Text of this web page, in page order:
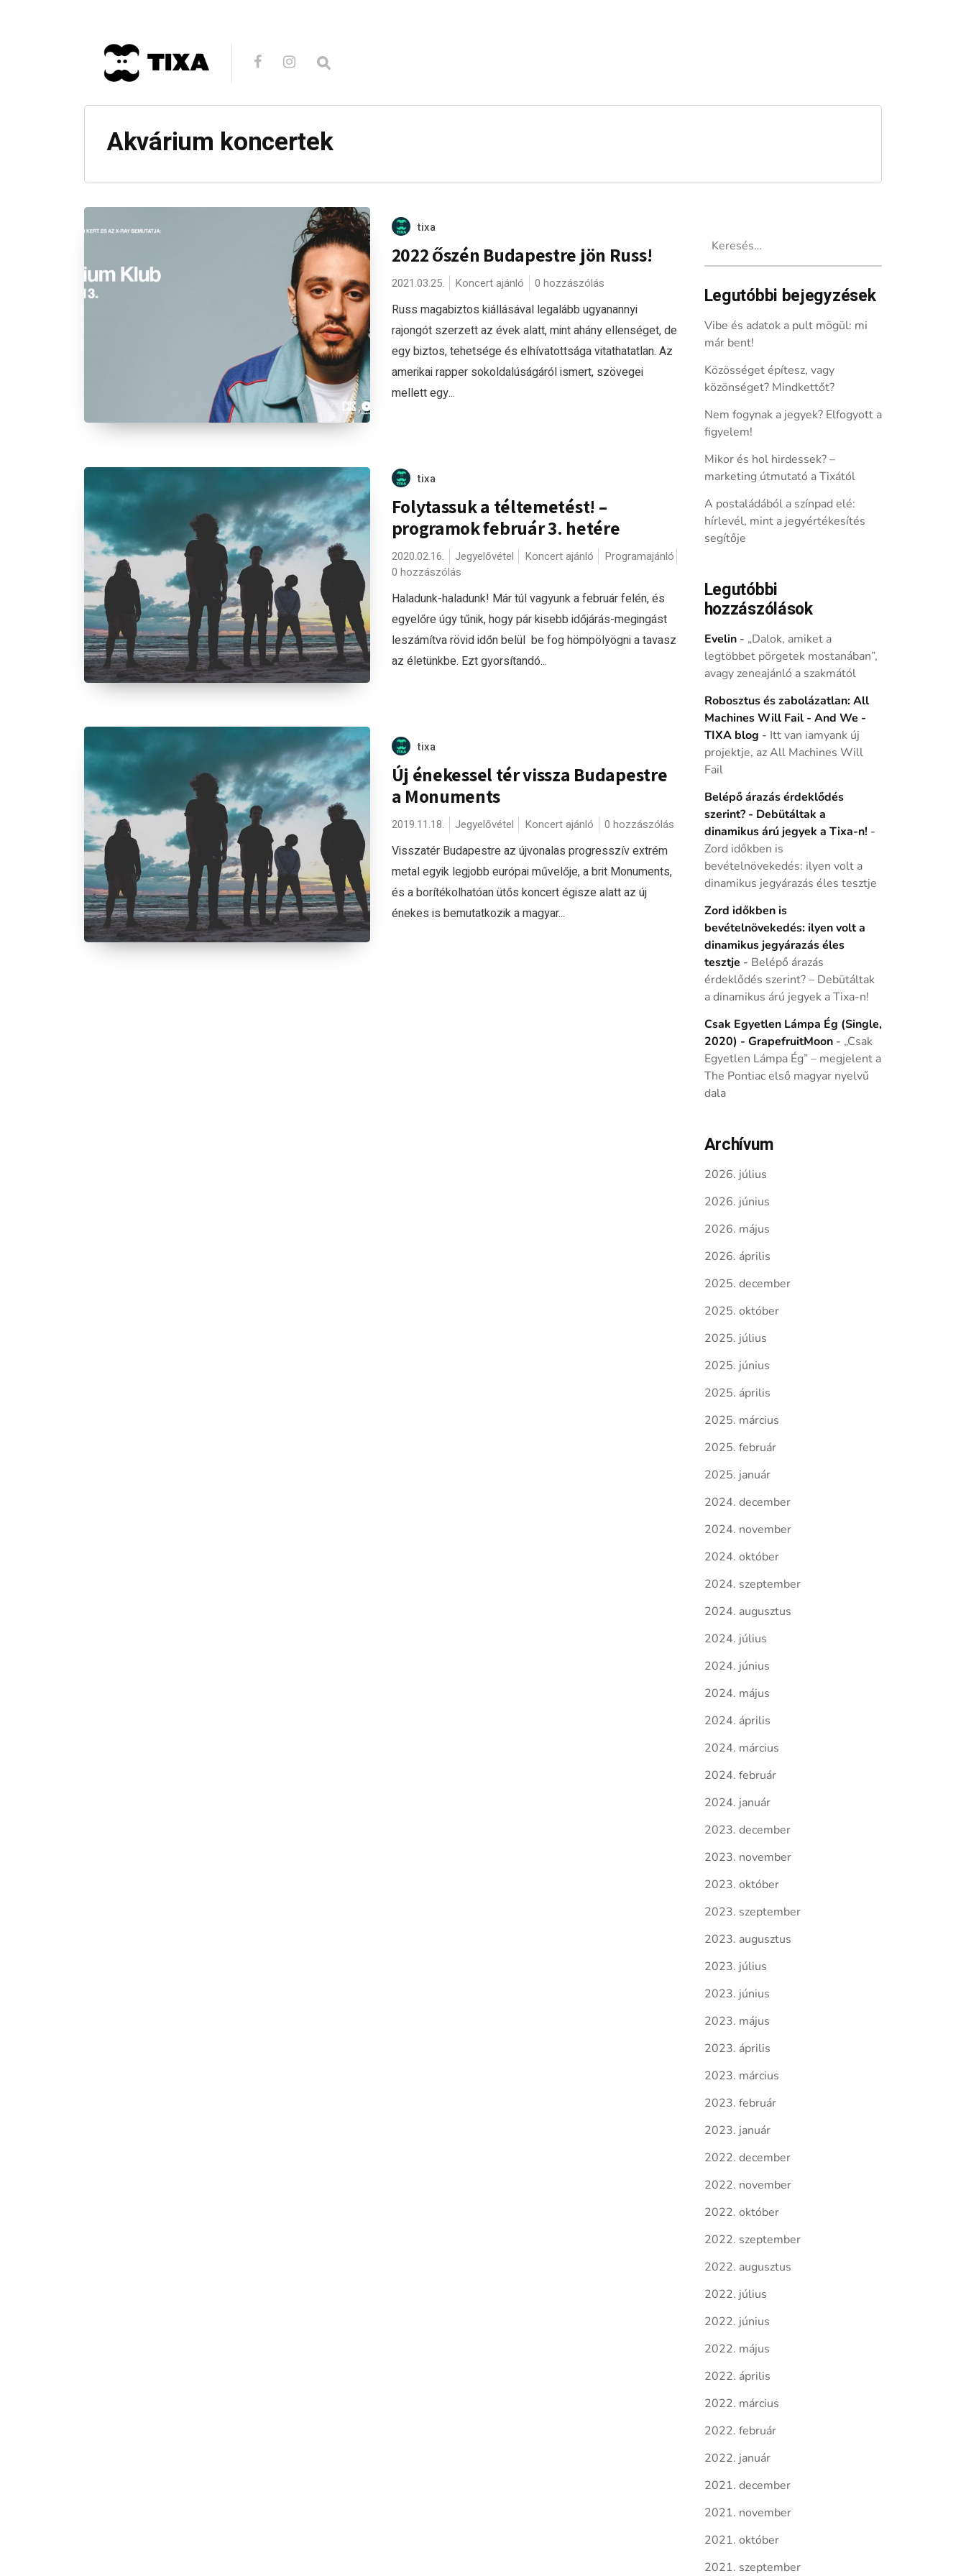
Akvárium koncertek
tixa
2022 őszén Budapestre jön Russ!
2021.03.25. Koncert ajánló 0 hozzászólás
Russ magabiztos kiállásával legalább ugyanannyi
rajongót szerzett az évek alatt, mint ahány ellenséget, de
egy biztos, tehetsége és elhívatottsága vitathatatlan. Az
amerikai rapper sokoldalúságáról ismert, szövegei
mellett egy...
tixa
Folytassuk a téltemetést! –
programok február 3. hetére
2020.02.16. Jegyelővétel Koncert ajánló
Programajánló
0 hozzászólás
Haladunk-haladunk! Már túl vagyunk a február felén, és
egyelőre úgy tűnik, hogy pár kisebb időjárás-megingást
leszámítva rövid időn belül be fog hömpölyögni a tavasz
az életünkbe. Ezt gyorsítandó...
tixa
Új énekessel tér vissza Budapestre
a Monuments
2019.11.18. Jegyelővétel Koncert ajánló 0 hozzászólás
Visszatér Budapestre az újvonalas progresszív extrém
metal egyik legjobb európai művelője, a brit Monuments,
és a borítékolhatóan ütős koncert égisze alatt az új
énekes is bemutatkozik a magyar...
Legutóbbi bejegyzések
Vibe és adatok a pult mögül: mi
már bent!
Közösséget építesz, vagy
közönséget? Mindkettőt?
Nem fogynak a jegyek? Elfogyott a
figyelem!
Mikor és hol hirdessek? –
marketing útmutató a Tixától
A postaládából a színpad elé:
hírlevél, mint a jegyértékesítés
segítője
Legutóbbi
hozzászólások
Evelin- „Dalok, amiket a
legtöbbet pörgetek mostanában”,
avagy zeneajánló a szakmától
Robosztus és zabolázatlan: All
Machines Will Fail - And We -
TIXA blog - Itt van iamyank új
projektje, az All Machines Will
Fail
Belépő árazás érdeklődés
szerint? - Debütáltak a
dinamikus árú jegyek a Tixa-n! -
Zord időkben is
bevételnövekedés: ilyen volt a
dinamikus jegyárazás éles tesztje
Zord időkben is
bevételnövekedés: ilyen volt a
dinamikus jegyárazás éles
tesztje - Belépő árazás
érdeklődés szerint? – Debütáltak
a dinamikus árú jegyek a Tixa-n!
Csak Egyetlen Lámpa Ég (Single,
2020) - GrapefruitMoon- „Csak
Egyetlen Lámpa Ég” – megjelent a
The Pontiac első magyar nyelvű
dala
Archívum
2026. július
2026. június
2026. május
2026. április
2025. december
2025. október
2025. július
2025. június
2025. április
2025. március
2025. február
2025. január
2024. december
2024. november
2024. október
2024. szeptember
2024. augusztus
2024. július
2024. június
2024. május
2024. április
2024. március
2024. február
2024. január
2023. december
2023. november
2023. október
2023. szeptember
2023. augusztus
2023. július
2023. június
2023. május
2023. április
2023. március
2023. február
2023. január
2022. december
2022. november
2022. október
2022. szeptember
2022. augusztus
2022. július
2022. június
2022. május
2022. április
2022. március
2022. február
2022. január
2021. december
2021. november
2021. október
2021. szeptember